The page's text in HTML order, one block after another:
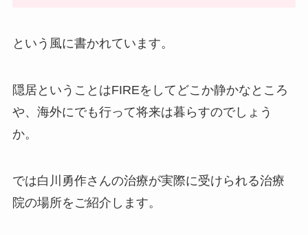
という風に書かれています。
隠居ということはFIREをしてどこか静かなところ
や、海外にでも行って将来は暮らすのでしょう
か。
では白川勇作さんの治療が実際に受けられる治療
院の場所をご紹介します。